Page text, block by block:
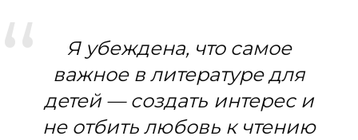
Я убеждена, что самое
важное в литературе для
детей — создать интерес и
не отбить любовь к чтению